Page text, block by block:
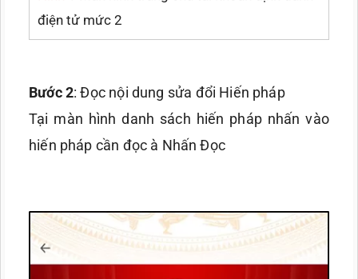
điện tử mức 2
Bước 2: Đọc nội dung sửa đổi Hiến pháp
Tại màn hình danh sách hiến pháp nhấn vào
hiến pháp cần đọc à Nhấn Đọc